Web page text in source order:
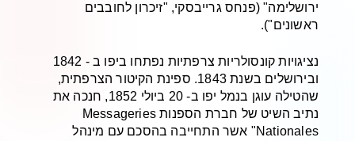
ירושלימה" (פנחס גרייבסקי, "זיכרון לחובבים
ראשונים").
נציגויות קונסולריות צרפתיות נפתחו ביפו ב - 1842
ובירושלים בשנת 1843. ספינת הקיטור הצרפתית,
שהטילה עוגן בנמל יפו ב- 20 ביולי 1852, חנכה את
נתיב השיט של חברת הספנות Messageries
Nationales" אשר התחייבה בהסכם עם מינהל